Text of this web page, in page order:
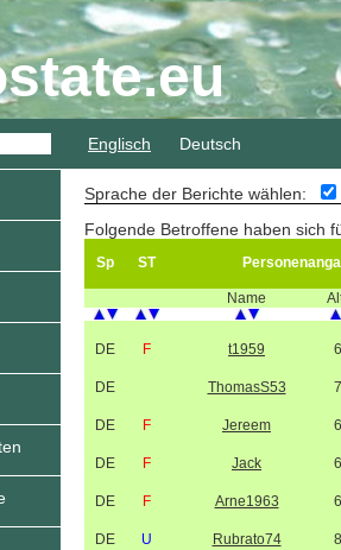
Englisch Deutsch
Sprache der Berichte wählen:
Folgende Betroffene haben sich
Sp ST
Name
DE F t1959
DE ThomasS53
DE F Jereem
DE F Jack
DE F Arne1963
DE U Rubrato74